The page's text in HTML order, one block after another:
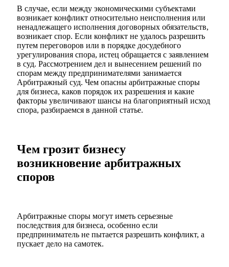
В случае, если между экономическими субъектами
возникает конфликт относительно неисполнения или
ненадлежащего исполнения договорных обязательств,
возникает спор. Если конфликт не удалось разрешить
путем переговоров или в порядке досудебного
урегулирования спора, истец обращается с заявлением
в суд. Рассмотрением дел и вынесением решений по
спорам между предпринимателями занимается
Арбитражный суд. Чем опасны арбитражные споры
для бизнеса, каков порядок их разрешения и какие
факторы увеличивают шансы на благоприятный исход
спора, разбираемся в данной статье.
Чем грозит бизнесу
возникновение арбитражных
споров
Арбитражные споры могут иметь серьезные
последствия для бизнеса, особенно если
предприниматель не пытается разрешить конфликт, а
пускает дело на самотек.